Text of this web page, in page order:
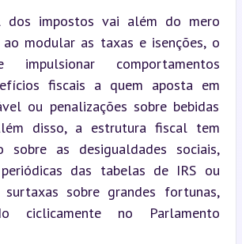
dos impostos vai além do mero
ao modular as taxas e isenções, o
impulsionar comportamentos
fiscais a quem aposta em
ou penalizações sobre bebidas
disso, a estrutura fiscal tem
sobre as desigualdades sociais,
das tabelas de IRS ou
sobre grandes fortunas,
ciclicamente no Parlamento